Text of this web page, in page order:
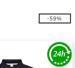
-59%